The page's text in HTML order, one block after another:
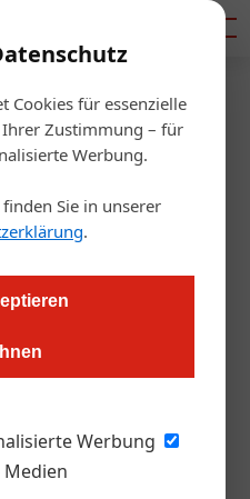
Cookies für essenzielle
Zustimmung – für
Werbung.
Sie in unserer
.
Werbung
Medien
& Hotel
Speisekarte
06.05.2020, 12:00 Uhr
im Umgang mit dem
umstellen
Digitalisierung mit